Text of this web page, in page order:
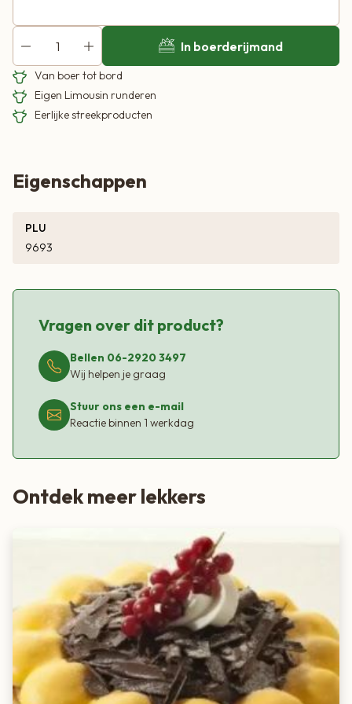
Onze Appel Kaneel cake is eenvoudig te bereiden en
geschikt voor zowel beginnende als ervaren bakkers. Volg
het recept en binnen no-time geniet je van een verrukkelijke
cake die heerlijk is bij koffie, als dessert of gewoon als
Of je nu een feestje hebt, een speciale gelegenheid viert of
De Bakzolder zal zeker in de smaak vallen. Proef de
Kenmerken:
– Smaak: Frisse appel en warme kaneel
– Inhoud: 500 gram (voldoende voor één grote cake)
– Bereiding: Eenvoudig en snel
ingrediënten
– Gebruik: Geschikt voor cakes met een fruitige en kruidige
twist
1. Verwarm de oven voor op 160°C (hete lucht 155°C).
2. Roer 250 gram boter zacht.
3. Voeg 500 gram Appel Kaneel cakemix en 5 eieren toe aan
de boter.
4. Mix het geheel gedurende 3 minuten op middelmatige
snelheid tot een glad beslag.
In boerderijmand
Van boer tot bord
Eigen Limousin runderen
Eerlijke streekproducten
Eigenschappen
PLU
9693
Vragen over dit product?
Bellen 06-2920 3497
Wij helpen je graag
Stuur ons een e-mail
Reactie binnen 1 werkdag
Ontdek meer lekkers